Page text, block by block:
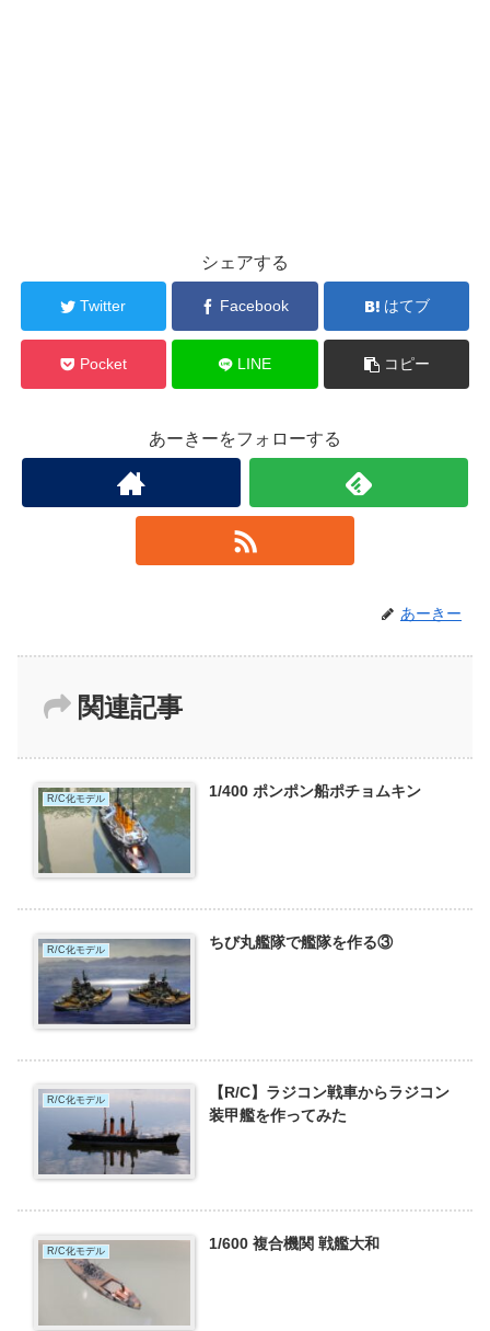
シェアする
Twitter Facebook はてブ
Pocket LINE コピー
あーきーをフォローする
あーきー
関連記事
R/C化モデル 1/400 ポンポン船ポチョムキン
R/C化モデル ちび丸艦隊で艦隊を作る③
R/C化モデル
【R/C】ラジコン戦車からラジコン
装甲艦を作ってみた
R/C化モデル 1/600 複合機関 戦艦大和